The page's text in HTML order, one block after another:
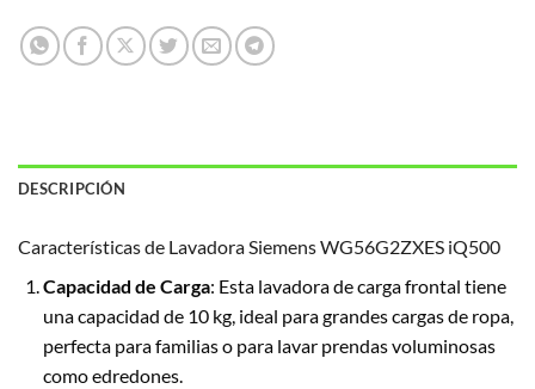
DESCRIPCIÓN
Características de Lavadora Siemens WG56G2ZXES iQ500
Capacidad de Carga: Esta lavadora de carga frontal tiene
una capacidad de 10 kg, ideal para grandes cargas de ropa,
perfecta para familias o para lavar prendas voluminosas
como edredones.